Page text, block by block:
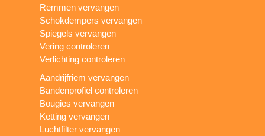
Remmen vervangen
Schokdempers vervangen
Spiegels vervangen
Vering controleren
Verlichting controleren
Aandrijfriem vervangen
Bandenprofiel controleren
Bougies vervangen
Ketting vervangen
Luchtfilter vervangen